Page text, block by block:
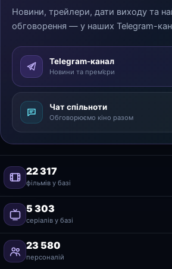
Новини, трейлери, дати виходу та
обговорення — у наших Telegram-
Telegram-канал
Новини та прем’єри
Чат спільноти
Обговорюємо кіно разом
22 317
фільмів у базі
5 303
серіалів у базі
23 580
персоналій